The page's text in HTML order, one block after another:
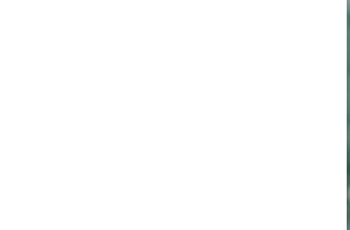
Manassero, Samsung Ads: «Con